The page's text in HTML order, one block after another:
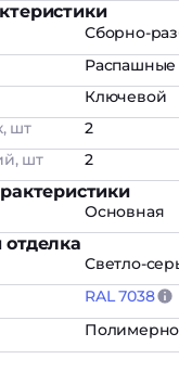
Сборно-
Распашные
Ключевой
шт
2
шт
2
Основная
Светло-
RAL 7038